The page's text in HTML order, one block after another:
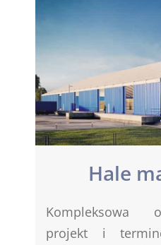
Hale
Kompleksowa
projekt i